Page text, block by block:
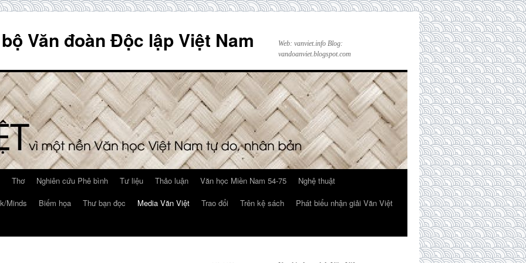
Văn đoàn Độc lập Việt Nam
Web: vanviet.info Blog:
vandoanviet.blogspot.com
Thơ Nghiên cứu Phê bình Tư liệu Thảo luận Văn học Miền Nam 54-75
Nghệ thuật
Minds Biếm họa Thư bạn đọc Media Văn Việt Trao đổi Trên kệ sách
Phát biểu nhận giải Văn Việt